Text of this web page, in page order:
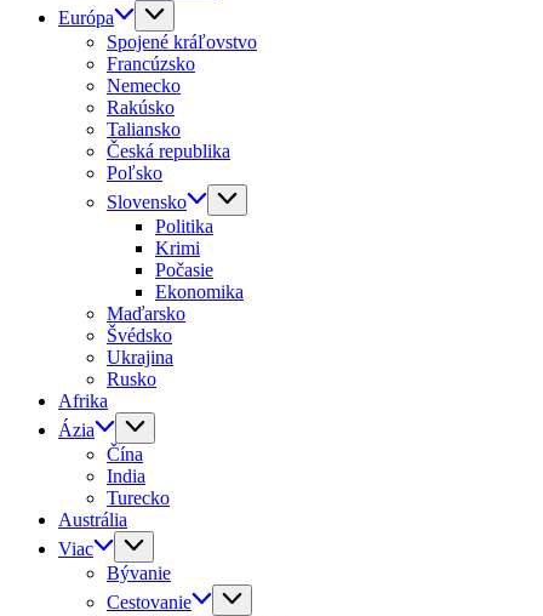
Európa
Spojené kráľovstvo
Francúzsko
Nemecko
Rakúsko
Taliansko
Česká republika
Poľsko
Slovensko
Politika
Krimi
Počasie
Ekonomika
Maďarsko
Švédsko
Ukrajina
Rusko
Afrika
Ázia
Čína
India
Turecko
Austrália
Viac
Bývanie
Cestovanie